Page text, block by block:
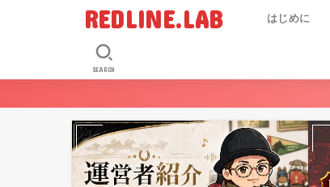
REDLINE.LAB はじめに
SEARCH